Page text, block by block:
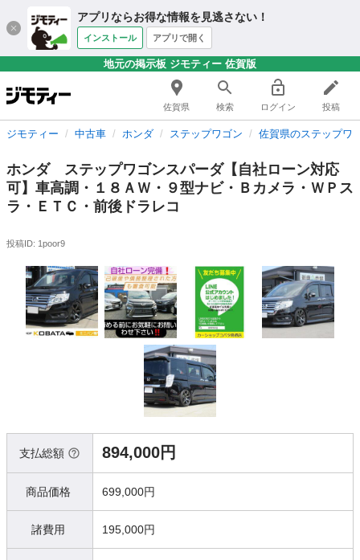
アプリならお得な情報を見逃さない！
インストール アプリで開く
地元の掲示板 ジモティー 佐賀版
佐賀県 検索 ログイン 投稿
ジモティー 中古車 ホンダ ステップワゴン 佐賀県のステップワ
ホンダ ステップワゴンスパーダ【自社ローン対応
可】車高調・１８ＡＷ・９型ナビ・Ｂカメラ・ＷＰス
ラ・ＥＴＣ・前後ドラレコ
投稿ID: 1poor9
支払総額 894,000円
商品価格 699,000円
諸費用 195,000円